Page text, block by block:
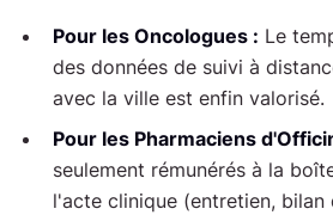
Pour les Oncologues : Le
des données de suivi à
avec la ville est enfin valorisé.
Pour les Pharmaciens
seulement rémunérés à la
l'acte clinique (entretien, bilan